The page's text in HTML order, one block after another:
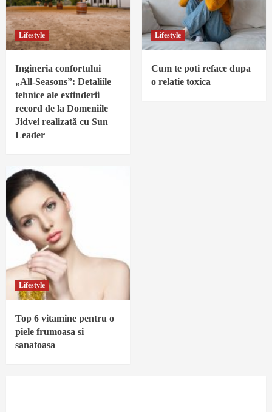
Lifestyle
Ingineria confortului
„All-Seasons”: Detaliile
tehnice ale extinderii
record de la Domeniile
Jidvei realizată cu Sun
Leader
Lifestyle
Cum te poti reface dupa
o relatie toxica
Lifestyle
Top 6 vitamine pentru o
piele frumoasa si
sanatoasa